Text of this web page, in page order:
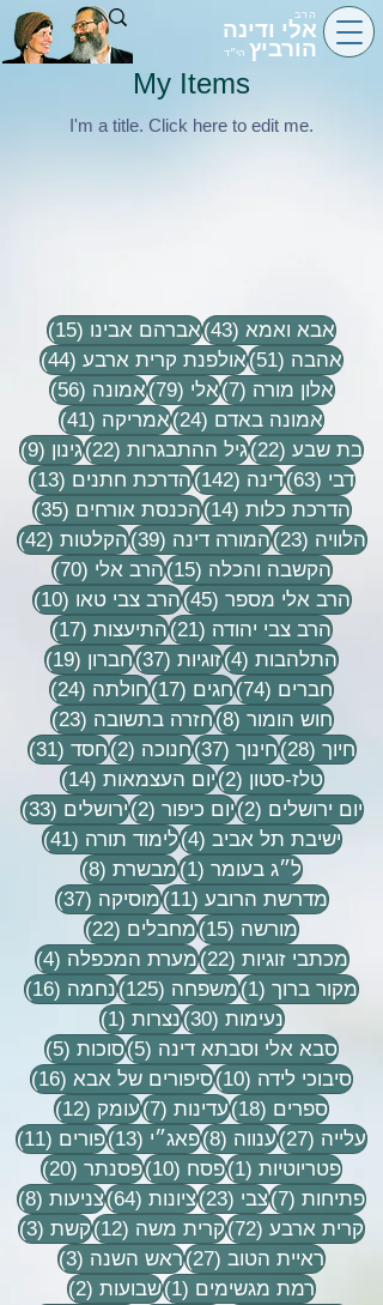
הרב
אלי ודינה
הורביץ הי״ד
My Items
I'm a title. ​Click here to edit me.
אבא ואמא (43) 43 פוסטים
אברהם אבינו (15)
15 פוסטים
אהבה (51) 51 פוסטים
אולפנת קרית ארבע (44)
44 פוסטים
אלון מורה (7) 7 פוסטיםאלי (79) 79 פוסטים
אמונה (56)
56 פוסטים
אמונה באדם (24) 24 פוסטים
אמריקה (41)
41 פוסטים
בת שבע (22) 22 פוסטים
גיל ההתבגרות (22) 22 פוסטים
גינון (9)
9 פוסטים
דבי (63) 63 פוסטים
דינה (142) 142 פוסטים
הדרכת חתנים (13)
13 פוסטים
הדרכת כלות (14) 14 פוסטים
הכנסת אורחים (35)
35 פוסטים
הלוויה (23) 23 פוסטים
המורה דינה (39) 39 פוסטים
הקלטות (42)
42
הקשבה והכלה (15) 15 פוסטים
הרב אלי (70)
70 פוסטים
הרב אלי מספר (45) 45 פוסטים
הרב צבי טאו (10)
10 פוסטים
הרב צבי יהודה (21) 21 פוסטים
התיעצות (17)
17 פוסטים
התלהבות (4) 4 פוסטיםזוגיות (37) 37 פוסטים
חברון (19)
19 פוסטים
חברים (74) 74 פוסטים
חגים (17) 17 פוסטים
חולתה (24)
24 פוסטים
חוש הומור (8) 8 פוסטיםחזרה בתשובה (23)
23 פוסטים
חיוך (28) 28 פוסטים
חינוך (37) 37 פוסטים
חנוכה (2) 2 פוסטיםחסד (31)
31 פוסטים
טלז-סטון (2) 2 פוסטיםיום העצמאות (14)
14 פוסטים
יום ירושלים (2) 2 פוסטיםיום כיפור (2) 2 פוסטיםירושלים (33)
33 פוסטים
ישיבת תל אביב (4) 4 פוסטיםלימוד תורה (41)
41 פוסטים
ל״ג בעומר (1) פוסט 1
מבשרת (8)
8 פוסטים
מדרשת הרובע (11) 11 פוסטים
מוסיקה (37)
37 פוסטים
מורשה (15) 15 פוסטים
מחבלים (22)
22 פוסטים
מכתבי זוגיות (22) 22 פוסטים
מערת המכפלה (4)
4 פוסטים
מקור ברוך (1) פוסט 1
משפחה (125) 125 פוסטים
נחמה (16)
16 פוסטים
נעימות (30) 30 פוסטים
נצרות (1)
פוסט 1
סבא אלי וסבתא דינה (5) 5 פוסטיםסוכות (5)
5 פוסטים
סיבוכי לידה (10) 10 פוסטים
סיפורים של אבא (16)
16 פוסטים
ספרים (18) 18 פוסטים
עדינות (7) 7 פוסטיםעומק (12)
12 פוסטים
עלייה (27) 27 פוסטים
ענווה (8) 8 פוסטיםפאג״י (13) 13 פוסטים
פורים (11)
11
פטריוטיות (1) פוסט 1
פסח (10) 10 פוסטים
פסנתר (20)
20 פוסטים
פתיחות (7) 7 פוסטיםצבי (23) 23 פוסטים
ציונות (64) 64 פוסטים
צניעות (8)
8 פוסטים
קרית ארבע (72) 72 פוסטים
קרית משה (12) 12 פוסטים
קשת (3)
3 פוסטים
ראיית הטוב (27) 27 פוסטים
ראש השנה (3)
3 פוסטים
רמת מגשימים (1) פוסט 1
שבועות (2)
2 פוסטים